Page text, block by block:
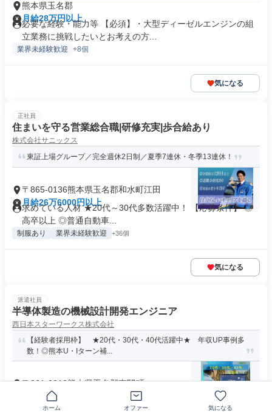
熊本県玉名郡
月給28万円以上
必要な経験・能力等 【必須】・大型ディーゼルエンジンの組
立業務に挑戦したいとお考えの方...
業界未経験歓迎 +8個
気になる
正社員
住まいを守る営業総合職|研修充実|歩合給あり
株式会社サニックス
東証上場グループ／完全週休2日制／夏季7連休・冬季13連休！
〒865-0136熊本県玉名郡和水町江田
月給26万6000円以上
求めている人材 ★20代～30代多数活躍中！ 【応募条件】 ◎
高卒以上 ◎普通自動車...
制服あり 業界未経験歓迎 +36個
気になる
派遣社員
半導体製造の機械設計開発エンジニア
西日本スターワークス株式会社
【経験者採用枠】 ★20代・30代・40代活躍中★ 年収UP事例多
数！◎熊本U・Iターン補...
〒861-0812熊本県玉名郡南関町
月給25万円～35万円
資格 ・機械設計経験がある方 ・3DCADが扱える方 【歓迎要
ホーム オファー 気になる